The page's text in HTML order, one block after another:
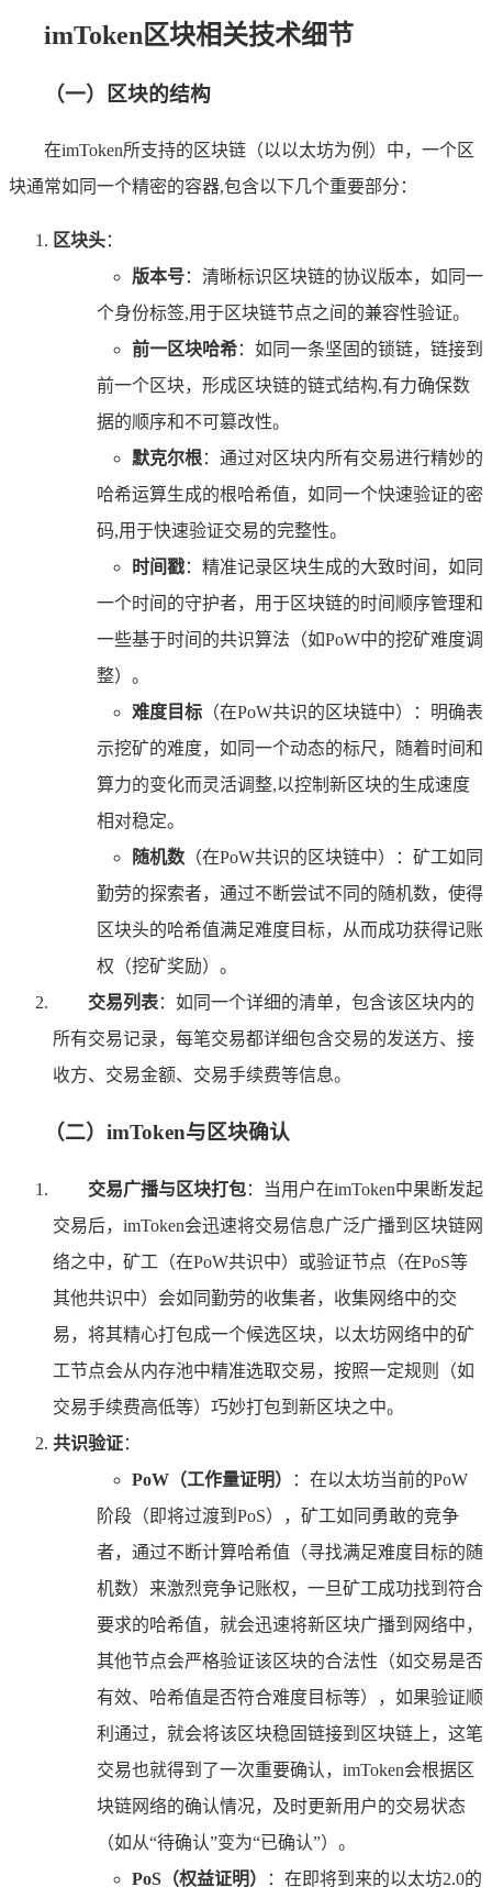
imToken区块相关技术细节
（一）区块的结构
在imToken所支持的区块链（以以太坊为例）中，一个区
块通常如同一个精密的容器,包含以下几个重要部分：
区块头：
版本号：清晰标识区块链的协议版本，如同一
个身份标签,用于区块链节点之间的兼容性验证。
前一区块哈希：如同一条坚固的锁链，链接到
前一个区块，形成区块链的链式结构,有力确保数
据的顺序和不可篡改性。
默克尔根：通过对区块内所有交易进行精妙的
哈希运算生成的根哈希值，如同一个快速验证的密
码,用于快速验证交易的完整性。
时间戳：精准记录区块生成的大致时间，如同
一个时间的守护者，用于区块链的时间顺序管理和
一些基于时间的共识算法（如PoW中的挖矿难度调
整）。
难度目标 （在PoW共识的区块链中）：明确表
示挖矿的难度，如同一个动态的标尺，随着时间和
算力的变化而灵活调整,以控制新区块的生成速度
相对稳定。
随机数 （在PoW共识的区块链中）：矿工如同
勤劳的探索者，通过不断尝试不同的随机数，使得
区块头的哈希值满足难度目标，从而成功获得记账
权（挖矿奖励）。
交易列表：如同一个详细的清单，包含该区块内的
所有交易记录，每笔交易都详细包含交易的发送方、接
收方、交易金额、交易手续费等信息。
（二）imToken与区块确认
交易广播与区块打包：当用户在imToken中果断发起
交易后，imToken会迅速将交易信息广泛广播到区块链网
络之中，矿工（在PoW共识中）或验证节点（在PoS等
其他共识中）会如同勤劳的收集者，收集网络中的交
易，将其精心打包成一个候选区块，以太坊网络中的矿
工节点会从内存池中精准选取交易，按照一定规则（如
交易手续费高低等）巧妙打包到新区块之中。
共识验证：
PoW（工作量证明）
：在以太坊当前的PoW
阶段（即将过渡到PoS），矿工如同勇敢的竞争
者，通过不断计算哈希值（寻找满足难度目标的随
机数）来激烈竞争记账权，一旦矿工成功找到符合
要求的哈希值，就会迅速将新区块广播到网络中，
其他节点会严格验证该区块的合法性（如交易是否
有效、哈希值是否符合难度目标等），如果验证顺
利通过，就会将该区块稳固链接到区块链上，这笔
交易也就得到了一次重要确认，imToken会根据区
块链网络的确认情况，及时更新用户的交易状态
（如从“待确认”变为“已确认”）。
PoS（权益证明）
：在即将到来的以太坊2.0的